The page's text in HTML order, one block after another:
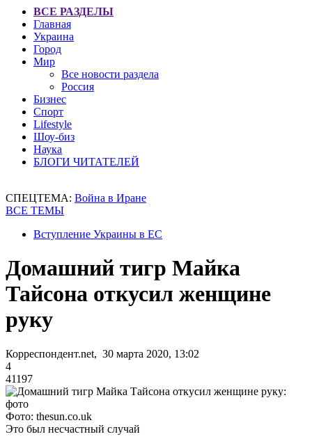
ВСЕ РАЗДЕЛЫ
Главная
Украина
Город
Мир
Все новости раздела
Россия
Бизнес
Спорт
Lifestyle
Шоу-биз
Наука
БЛОГИ ЧИТАТЕЛЕЙ
СПЕЦТЕМА: Война в Иране
ВСЕ ТЕМЫ
Вступление Украины в ЕС
Домашний тигр Майка
Тайсона откусил женщине
руку
Корреспондент.net, 30 марта 2020, 13:02
4
41197
Фото: thesun.co.uk
Это был несчастный случай